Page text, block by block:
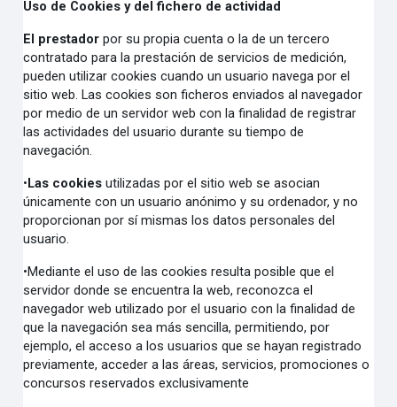
Uso de Cookies y del fichero de actividad
El prestadorpor su propia cuenta o la de un tercero
contratado para la prestación de servicios de medición,
pueden utilizar cookies cuando un usuario navega por el
sitio web. Las cookies son ficheros enviados al navegador
por medio de un servidor web con la finalidad de registrar
las actividades del usuario durante su tiempo de
navegación.
•Las cookiesutilizadas por el sitio web se asocian
únicamente con un usuario anónimo y su ordenador, y no
proporcionan por sí mismas los datos personales del
usuario.
•Mediante el uso de las cookies resulta posible que el
servidor donde se encuentra la web, reconozca el
navegador web utilizado por el usuario con la finalidad de
que la navegación sea más sencilla, permitiendo, por
ejemplo, el acceso a los usuarios que se hayan registrado
previamente, acceder a las áreas, servicios, promociones o
concursos reservados exclusivamente